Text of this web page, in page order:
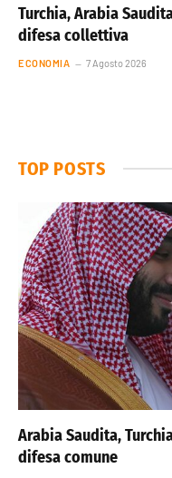
Turchia, Arabia
difesa collettiva
ECONOMIA 7 Agosto 2026
TOP POSTS
Arabia Saudita,
difesa comune